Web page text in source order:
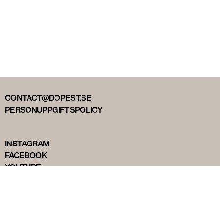
CONTACT@DOPEST.SE
PERSONUPPGIFTSPOLICY
INSTAGRAM
FACEBOOK
YOUTUBE